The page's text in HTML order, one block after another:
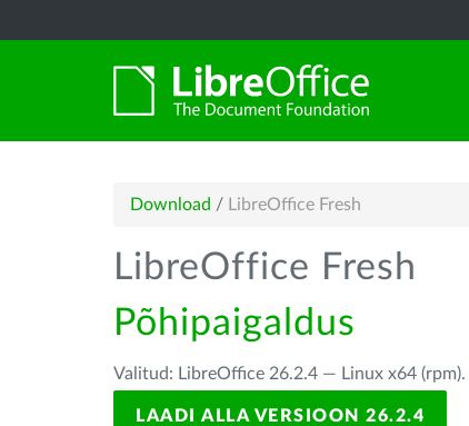
Download / LibreOffice Fresh
LibreOffice Fresh
Põhipaigaldus
Valitud: LibreOffice 26.2.4 — Linux x64 (rpm).
LAADI ALLA VERSIOON 26.2.4